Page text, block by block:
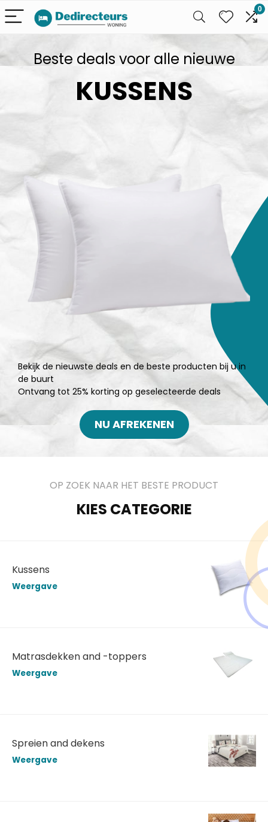
0
Beste deals voor alle nieuwe
KUSSENS
Bekijk de nieuwste deals en de beste producten bij u in
de buurt
Ontvang tot 25% korting op geselecteerde deals
NU AFREKENEN
OP ZOEK NAAR HET BESTE PRODUCT
KIES CATEGORIE
Kussens
Weergave
Matrasdekken and -toppers
Weergave
Spreien and dekens
Weergave